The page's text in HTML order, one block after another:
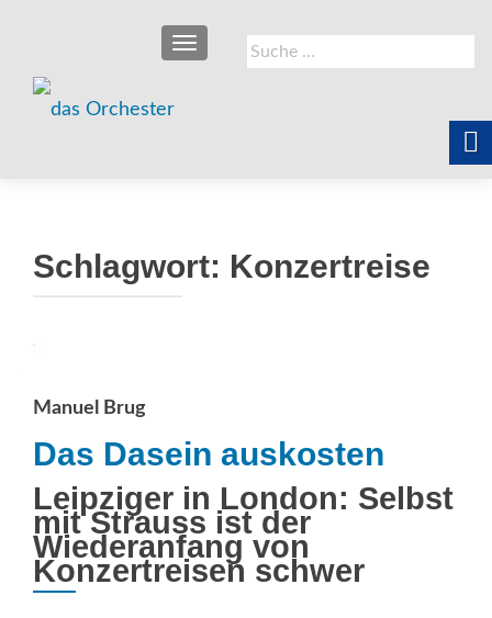
Suche
nach:
SCHALTE NAVIGATION
Schlagwort: Konzertreise
Manuel Brug
Das Dasein auskosten
Leipziger in London: Selbst
mit Strauss ist der
Wiederanfang von
Konzertreisen schwer